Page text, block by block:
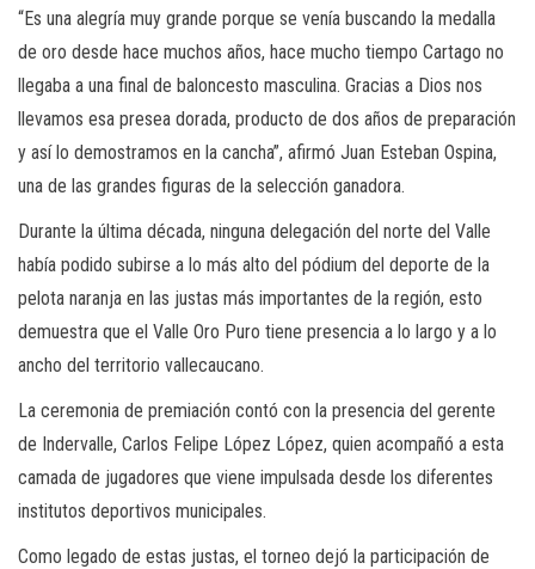
“Es una alegría muy grande porque se venía buscando la medalla
de oro desde hace muchos años, hace mucho tiempo Cartago no
llegaba a una final de baloncesto masculina. Gracias a Dios nos
llevamos esa presea dorada, producto de dos años de preparación
y así lo demostramos en la cancha”, afirmó Juan Esteban Ospina,
una de las grandes figuras de la selección ganadora.
Durante la última década, ninguna delegación del norte del Valle
había podido subirse a lo más alto del pódium del deporte de la
pelota naranja en las justas más importantes de la región, esto
demuestra que el Valle Oro Puro tiene presencia a lo largo y a lo
ancho del territorio vallecaucano.
La ceremonia de premiación contó con la presencia del gerente
de Indervalle, Carlos Felipe López López, quien acompañó a esta
camada de jugadores que viene impulsada desde los diferentes
institutos deportivos municipales.
Como legado de estas justas, el torneo dejó la participación de